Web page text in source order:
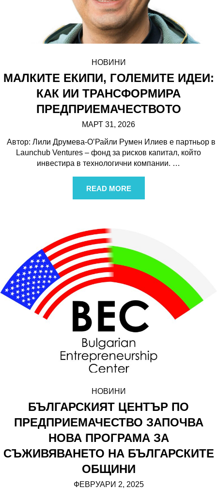
НОВИНИ
МАЛКИТЕ ЕКИПИ, ГОЛЕМИТЕ ИДЕИ:
КАК ИИ ТРАНСФОРМИРА
ПРЕДПРИЕМАЧЕСТВОТО
МАРТ 31, 2026
Автор: Лили Друмева-О’Райли Румен Илиев е партньор в
Launchub Ventures – фонд за рисков капитал, който
инвестира в технологични компании. …
READ MORE
НОВИНИ
БЪЛГАРСКИЯТ ЦЕНТЪР ПО
ПРЕДПРИЕМАЧЕСТВО ЗАПОЧВА
НОВА ПРОГРАМА ЗА
СЪЖИВЯВАНЕТО НА БЪЛГАРСКИТЕ
ОБЩИНИ
ФЕВРУАРИ 2, 2025